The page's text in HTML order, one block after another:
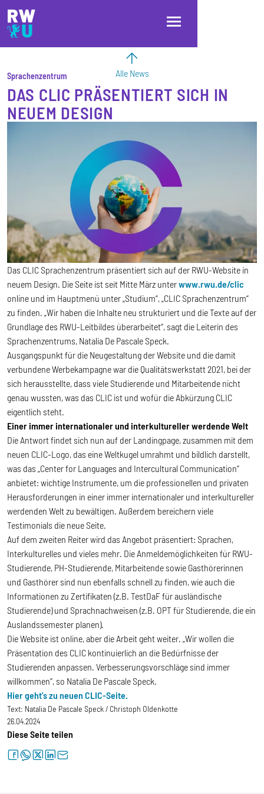
Direkt zum Inhalt
Direkt zur Hauptnavigation
Direkt zum Fußbereich
Alle News
Sprachenzentrum
DAS CLIC PRÄSENTIERT SICH IN
NEUEM DESIGN
Das CLIC Sprachenzentrum präsentiert sich auf der RWU-Website in
neuem Design. Die Seite ist seit Mitte März unterwww.rwu.de/clic
online und im Hauptmenü unter „Studium“, „CLIC Sprachenzentrum“
zu finden. „Wir haben die Inhalte neu strukturiert und die Texte auf der
Grundlage des RWU-Leitbildes überarbeitet“, sagt die Leiterin des
Sprachenzentrums, Natalia De Pascale Speck.
Ausgangspunkt für die Neugestaltung der Website und die damit
verbundene Werbekampagne war die Qualitätswerkstatt 2021, bei der
sich herausstellte, dass viele Studierende und Mitarbeitende nicht
genau wussten, was das CLIC ist und wofür die Abkürzung CLIC
eigentlich steht.
Einer immer internationaler und interkultureller werdende Welt
Die Antwort findet sich nun auf der Landingpage, zusammen mit dem
neuen CLIC-Logo, das eine Weltkugel umrahmt und bildlich darstellt,
was das „Center for Languages and Intercultural Communication“
anbietet: wichtige Instrumente, um die professionellen und privaten
Herausforderungen in einer immer internationaler und interkultureller
werdenden Welt zu bewältigen. Außerdem bereichern viele
Testimonials die neue Seite.
Auf dem zweiten Reiter wird das Angebot präsentiert: Sprachen,
Interkulturelles und vieles mehr. Die Anmeldemöglichkeiten für RWU-
Studierende, PH-Studierende, Mitarbeitende sowie Gasthörerinnen
und Gasthörer sind nun ebenfalls schnell zu finden, wie auch die
Informationen zu Zertifikaten (z.B. TestDaF für ausländische
Studierende) und Sprachnachweisen (z.B. OPT für Studierende, die ein
Auslandssemester planen).
Die Website ist online, aber die Arbeit geht weiter. „Wir wollen die
Präsentation des CLIC kontinuierlich an die Bedürfnisse der
Studierenden anpassen. Verbesserungsvorschläge sind immer
willkommen“, so Natalia De Pascale Speck.
Hier geht's zu neuen CLIC-Seite.
Text: Natalia De Pascale Speck / Christoph Oldenkotte
26.04.2024
Diese Seite teilen
facebookwhatsapptwitterlinkedinletter